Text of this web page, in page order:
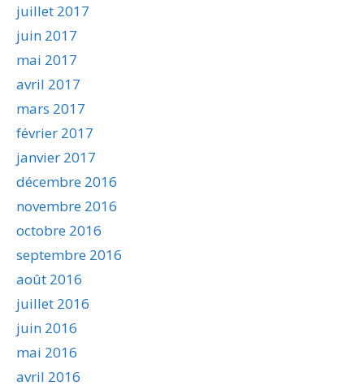
juillet 2017
juin 2017
mai 2017
avril 2017
mars 2017
février 2017
janvier 2017
décembre 2016
novembre 2016
octobre 2016
septembre 2016
août 2016
juillet 2016
juin 2016
mai 2016
avril 2016